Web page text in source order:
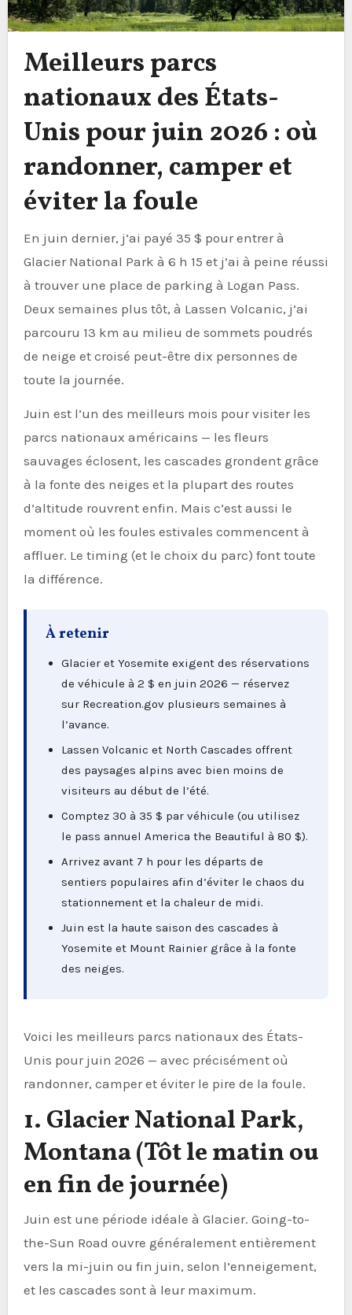
Meilleurs parcs
nationaux des États-
Unis pour juin 2026 : où
randonner, camper et
éviter la foule
En juin dernier, j’ai payé 35 $ pour entrer à
Glacier National Park à 6 h 15 et j’ai à peine réussi
à trouver une place de parking à Logan Pass.
Deux semaines plus tôt, à Lassen Volcanic, j’ai
parcouru 13 km au milieu de sommets poudrés
de neige et croisé peut-être dix personnes de
toute la journée.
Juin est l’un des meilleurs mois pour visiter les
parcs nationaux américains — les fleurs
sauvages éclosent, les cascades grondent grâce
à la fonte des neiges et la plupart des routes
d’altitude rouvrent enfin. Mais c’est aussi le
moment où les foules estivales commencent à
affluer. Le timing (et le choix du parc) font toute
la différence.
À retenir
Glacier et Yosemite exigent des réservations
de véhicule à 2 $ en juin 2026 — réservez
sur Recreation.gov plusieurs semaines à
l’avance.
Lassen Volcanic et North Cascades offrent
des paysages alpins avec bien moins de
visiteurs au début de l’été.
Comptez 30 à 35 $ par véhicule (ou utilisez
le pass annuel America the Beautiful à 80 $).
Arrivez avant 7 h pour les départs de
sentiers populaires afin d’éviter le chaos du
stationnement et la chaleur de midi.
Juin est la haute saison des cascades à
Yosemite et Mount Rainier grâce à la fonte
des neiges.
Voici les meilleurs parcs nationaux des États-
Unis pour juin 2026 — avec précisément où
randonner, camper et éviter le pire de la foule.
1. Glacier National Park,
Montana (Tôt le matin ou
en fin de journée)
Juin est une période idéale à Glacier. Going-to-
the-Sun Road ouvre généralement entièrement
vers la mi-juin ou fin juin, selon l’enneigement,
et les cascades sont à leur maximum.